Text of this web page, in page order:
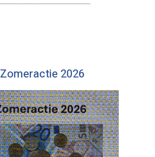
Zomeractie 2026